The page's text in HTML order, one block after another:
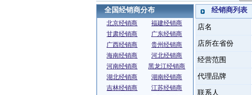
全国经销商分布
北京经销商
福建经销商
甘肃经销商
广东经销商
广西经销商
贵州经销商
海南经销商
河北经销商
河南经销商
黑龙江经销商
湖北经销商
湖南经销商
吉林经销商
江苏经销商
经销商列表
店名
店所在省份
经营范围
代理品牌
联系人